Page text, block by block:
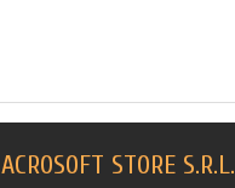
STORE S.R.L.